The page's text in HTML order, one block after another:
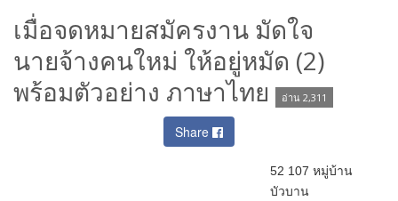
เมื่อจดหมายสมัครงาน มัดใจ
นายจ้างคนใหม่ ให้อยู่หมัด (2)
พร้อมตัวอย่าง ภาษาไทย
อ่าน 2,311
Share
52 107 หมู่บ้าน
บัวบาน